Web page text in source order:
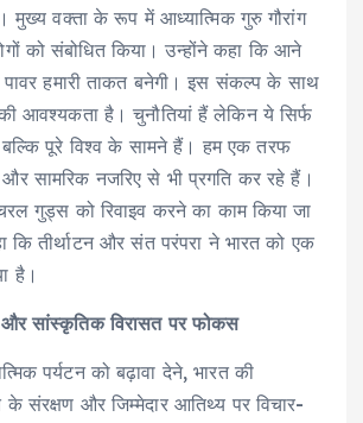
मुख्य वक्ता के रूप में आध्यात्मिक गुरु गौरांग
को संबोधित किया। उन्होंने कहा कि आने
हमारी ताकत बनेगी। इस संकल्प के साथ
आवश्यकता है। चुनौतियां हैं लेकिन ये सिर्फ
बल्कि पूरे विश्व के सामने हैं। हम एक तरफ
सामरिक नजरिए से भी प्रगति कर रहे हैं।
गुड्स को रिवाइव करने का काम किया जा
कि तीर्थाटन और संत परंपरा ने भारत को एक
है।
और सांस्कृतिक विरासत पर फोकस
पर्यटन को बढ़ावा देने, भारत की
के संरक्षण और जिम्मेदार आतिथ्य पर विचार-